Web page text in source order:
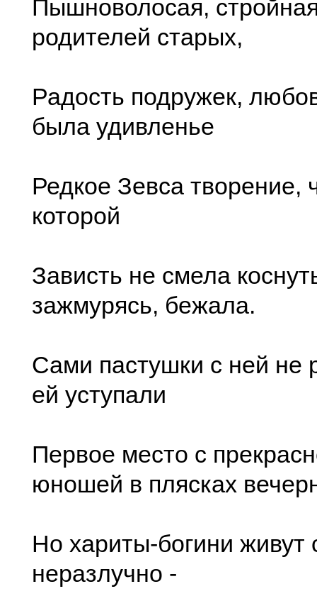
Пышноволосая,
родителей старых,
Радость подружек,
была удивленье
Редкое Зевса творение,
которой
Зависть не смела
зажмурясь, бежала.
Сами пастушки с ней не
ей уступали
Первое место с
юношей в плясках
Но хариты-богини живут
неразлучно -